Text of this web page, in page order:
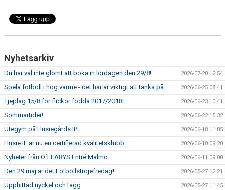
Nyhetsarkiv
Du har väl inte glömt att boka in lördagen den 29/8! 2026-07-20 12:54
Spela fotboll i hög värme - det här är viktigt att tänka på: 2026-06-25 08:41
Tjejdag 15/8 för flickor födda 2017/2018! 2026-06-23 10:41
Sommartider! 2026-06-22 15:32
Utegym på Husiegårds IP 2026-06-18 11:05
Husie IF är nu en certifierad kvalitetsklubb. 2026-06-18 09:20
Nyheter från O´LEARYS Entré Malmö. 2026-06-11 09:00
Den 29 maj är det Fotbollströjefredag! 2026-05-27 12:21
Upphittad nyckel och tagg 2026-05-27 11:45